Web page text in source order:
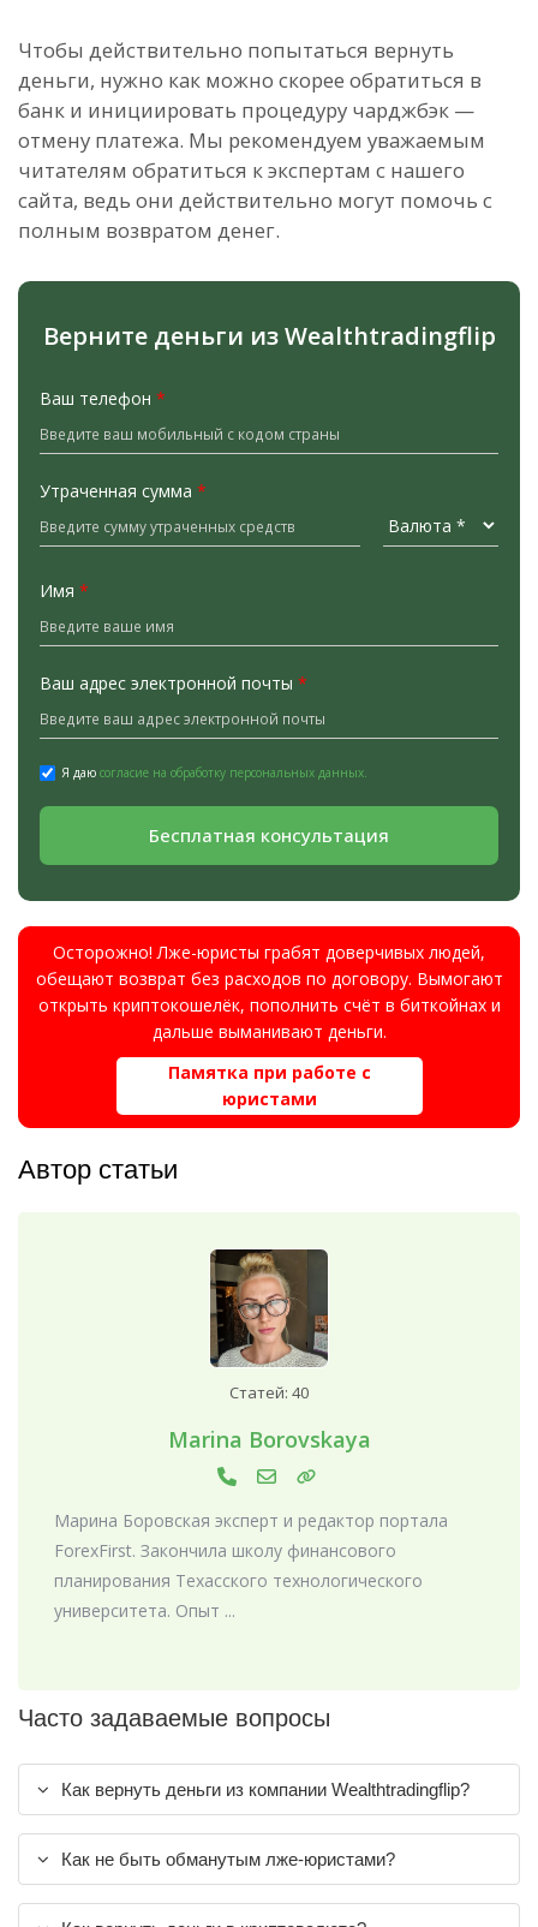
Чтобы действительно попытаться вернуть
деньги, нужно как можно скорее обратиться в
банк и инициировать процедуру чарджбэк —
отмену платежа. Мы рекомендуем уважаемым
читателям обратиться к экспертам с нашего
сайта, ведь они действительно могут помочь с
полным возвратом денег.
Верните деньги из Wealthtradingflip
Ваш телефон *
Утраченная сумма *
Имя *
Ваш адрес электронной почты *
Я даю согласие на обработку персональных данных.
Бесплатная консультация
Осторожно! Лже-юристы грабят доверчивых людей,
обещают возврат без расходов по договору. Вымогают
открыть криптокошелёк, пополнить счёт в биткойнах и
дальше выманивают деньги.
Памятка при работе с
юристами
Автор статьи
Статей: 40
Marina Borovskaya
Марина Боровская эксперт и редактор портала
ForexFirst. Закончила школу финансового
планирования Техасского технологического
университета. Опыт ...
Часто задаваемые вопросы
Как вернуть деньги из компании Wealthtradingflip?
Как не быть обманутым лже-юристами?